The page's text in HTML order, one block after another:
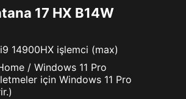
17 HX B14W
14900HX işlemci (max)
/ Windows 11 Pro
için Windows 11 Pro